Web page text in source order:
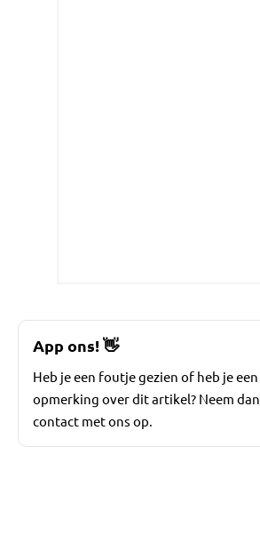
App ons!👋
Heb je een foutje gezien of heb je een
opmerking over dit artikel? Neem dan
contact met ons op.